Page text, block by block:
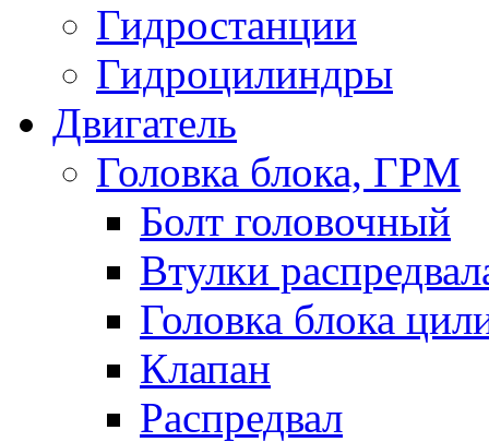
Гидростанции
Гидроцилиндры
Двигатель
Головка блока, ГРМ
Болт головочный
Втулки
Головка блока
Клапан
Распредвал